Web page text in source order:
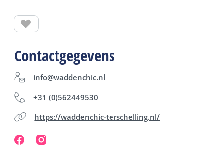
Arcteryx, Icebreaker, Bergans, Fjäll Räven, Blue
Loop, Meindl, Teva, Buff, Osprey en Patagonia.
Contactgegevens
info@waddenchic.nl
+31 (0)562449530
https://waddenchic-terschelling.nl/